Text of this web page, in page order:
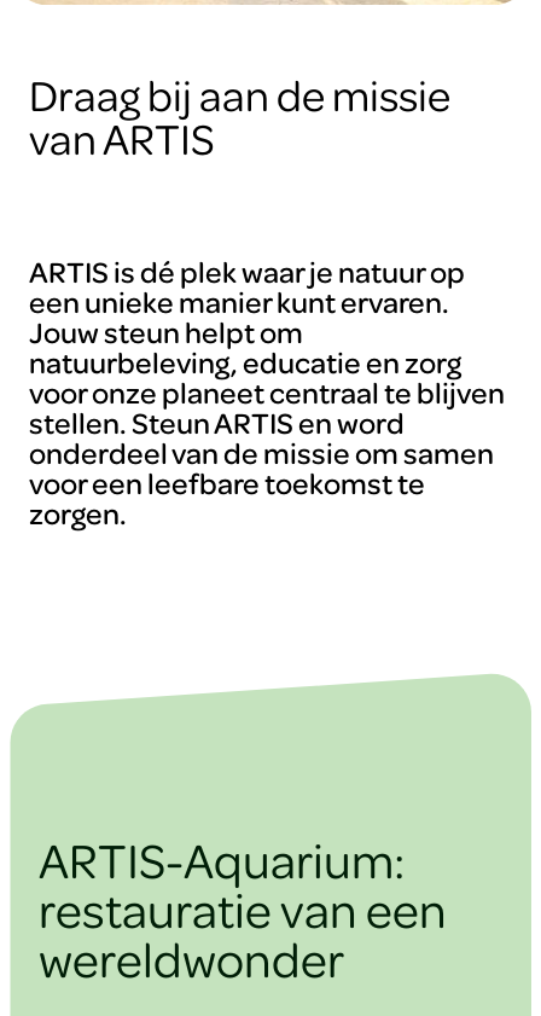
Draag bij aan de missie
van ARTIS
ARTIS is dé plek waar je natuur op
een unieke manier kunt ervaren.
Jouw steun helpt om
natuurbeleving, educatie en zorg
voor onze planeet centraal te blijven
stellen. Steun ARTIS en word
onderdeel van de missie om samen
voor een leefbare toekomst te
zorgen.
ARTIS-Aquarium:
restauratie van een
wereldwonder